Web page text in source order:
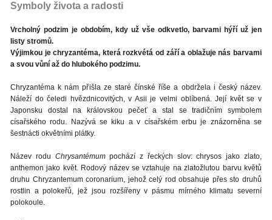
Symboly života a radosti
Vrcholný podzim je obdobím, kdy už vše odkvetlo, barvami hýří už jen
listy stromů.
Výjimkou je chryzantéma, která rozkvétá od září a oblažuje nás barvami
a svou vůní až do hlubokého podzimu.
Chryzantéma k nám přišla ze staré čínské říše a obdržela i český název.
Náleží do čeledi hvězdnicovitých, v Asii je velmi oblíbená. Její květ se v
Japonsku dostal na královskou pečeť a stal se tradičním symbolem
císařského rodu. Nazývá se kiku a v císařském erbu je znázorněna se
šestnácti okvětními plátky.
Název rodu Chrysantémumpochází z řeckých slov: chrysos jako zlato,
anthemon jako květ. Rodový název se vztahuje na zlatožlutou barvu květů
druhu Chryzantemum coronarium, jehož celý rod obsahuje přes sto druhů
rostlin a polokeřů, jež jsou rozšířeny v pásmu mírného klimatu severní
polokoule.